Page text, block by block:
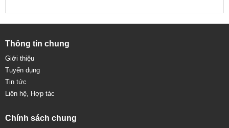
Thông tin chung
Giới thiệu
Tuyển dụng
Tin tức
Liên hệ, Hợp tác
Chính sách chung